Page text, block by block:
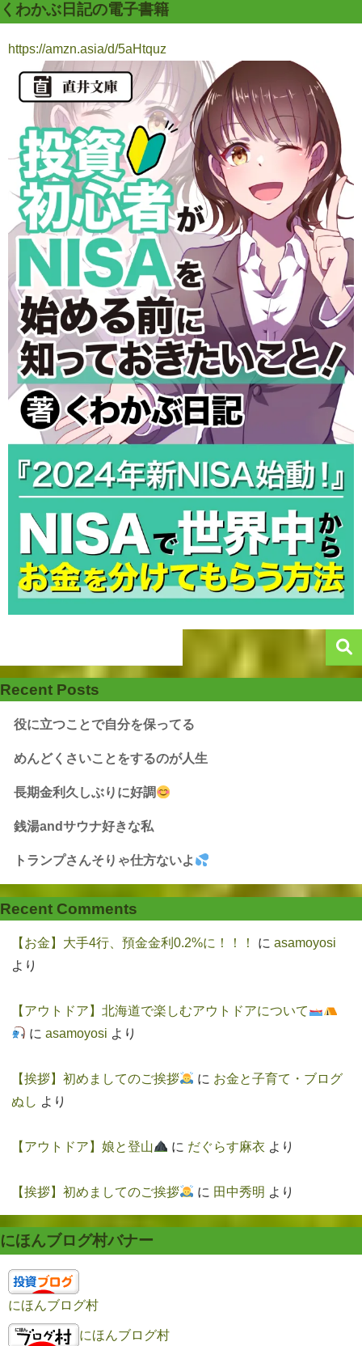
くわかぶ日記の電子書籍
https://amzn.asia/d/5aHtquz
Recent Posts
役に立つことで自分を保ってる
めんどくさいことをするのが人生
長期金利久しぶりに好調
銭湯andサウナ好きな私
トランプさんそりゃ仕方ないよ
Recent Comments
【お金】大手4行、預金金利0.2%に！！！ に asamoyosi
より
【アウトドア】北海道で楽しむアウトドアについて
に asamoyosi より
【挨拶】初めましてのご挨拶 に お金と子育て・ブログ
ぬし より
【アウトドア】娘と登山 に だぐらす麻衣 より
【挨拶】初めましてのご挨拶 に 田中秀明 より
にほんブログ村バナー
にほんブログ村
にほんブログ村